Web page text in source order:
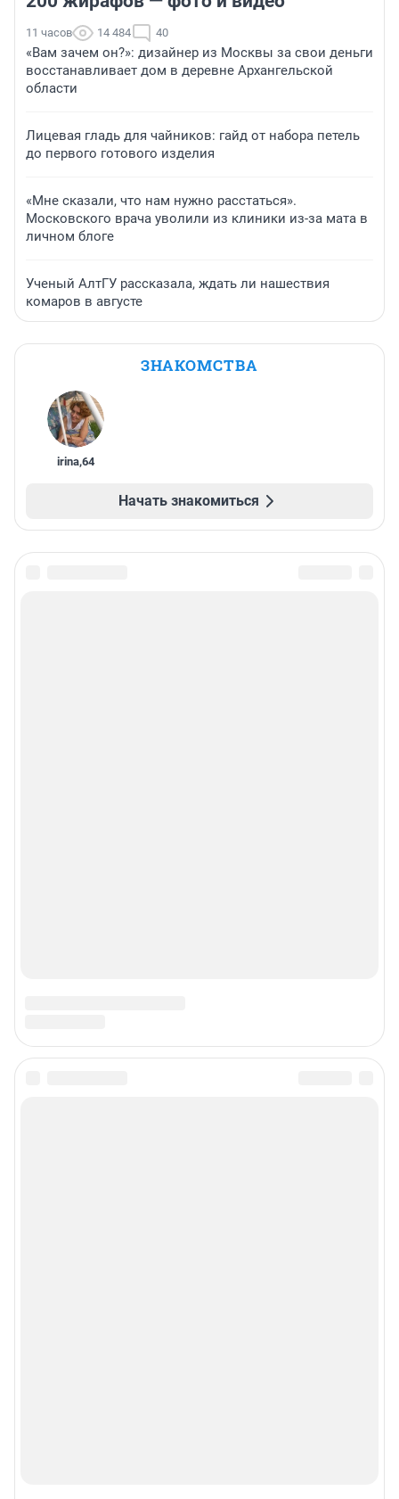
11 часов 14 484 40
«Вам зачем он?»: дизайнер из Москвы за свои деньги
восстанавливает дом в деревне Архангельской
области
Лицевая гладь для чайников: гайд от набора петель
до первого готового изделия
«Мне сказали, что нам нужно расстаться».
Московского врача уволили из клиники из-за мата в
личном блоге
Ученый АлтГУ рассказала, ждать ли нашествия
комаров в августе
ЗНАКОМСТВА
irina,64
Начать знакомиться